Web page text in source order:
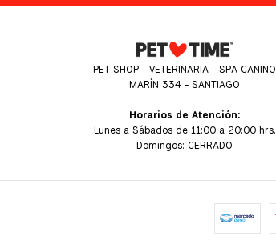
PET SHOP - VETERINARIA - SPA CANINO
MARÍN 334 - SANTIAGO
Horarios de Atención:
Lunes a Sábados de 11:00 a 20:00 hrs.
Domingos: CERRADO